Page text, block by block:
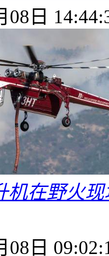
08日
机在野火
08日